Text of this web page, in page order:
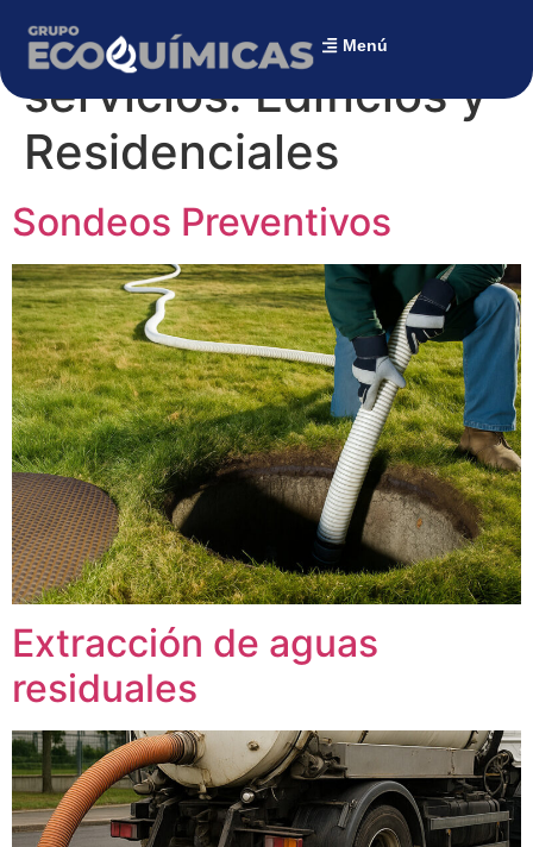
Menú
Categoría del sector
servicios:Edificios y
Residenciales
Sondeos Preventivos
Extracción de aguas
residuales